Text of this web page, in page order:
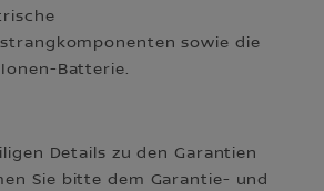
sowie die
Batterie.
Details zu den Garantien
Sie bitte dem Garantie- und